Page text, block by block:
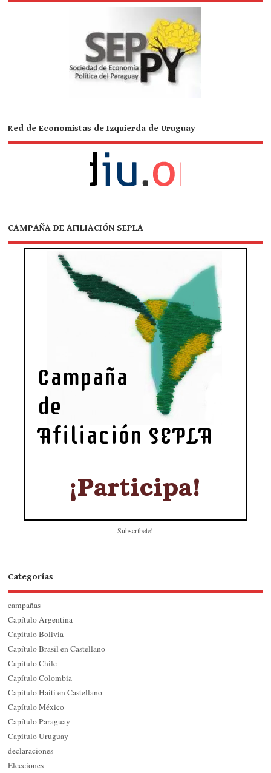
Red de Economistas de Izquierda de Uruguay
CAMPAÑA DE AFILIACIÓN SEPLA
Subscríbete!
Categorías
campañas
Capítulo Argentina
Capítulo Bolivia
Capítulo Brasil en Castellano
Capítulo Chile
Capítulo Colombia
Capítulo Haiti en Castellano
Capítulo México
Capítulo Paraguay
Capítulo Uruguay
declaraciones
Elecciones